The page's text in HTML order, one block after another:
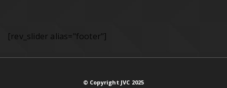
[rev_slider alias="footer"]
© Copyright JVC 2025